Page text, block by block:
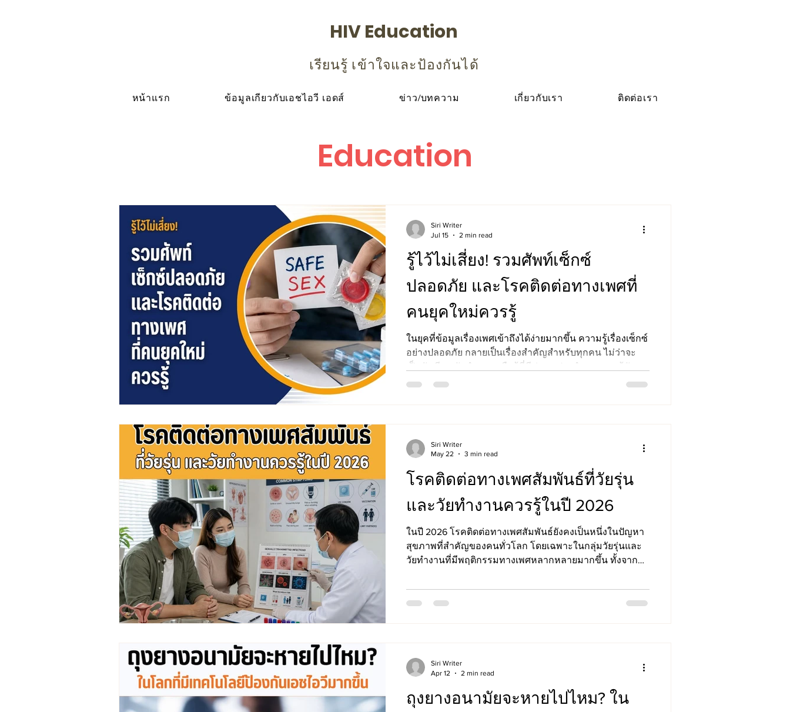
HIV Education
เรียนรู้ เข้าใจและป้องกันได้
หน้าแรก ข้อมูลเกียวกับเอชไอวี เอดส์ ข่าว/บทความ เกี่ยวกับเรา ติดต่อเรา
Education
รู้ไว้ไม่เสี่ยง! รวมศัพท์เซ็กซ์
ปลอดภัย และโรคติดต่อทางเพศที่
คนยุคใหม่ควรรู้
ในยุคที่ข้อมูลเรื่องเพศเข้าถึงได้ง่ายมากขึ้น ความรู้เรื่องเซ็กซ์
อย่างปลอดภัย กลายเป็นเรื่องสำคัญสำหรับทุกคน ไม่ว่าจะ
เป็นวัยเรียน วัยทำงาน หรือผู้ที่มีคู่นอนประจำ เพราะแม้สังคม
ปัจจุบันจะเปิดกว้างเรื่องเพศมากขึ้น แต่หลายคนยังมีความ
ผ่านตาบ่อย แต่ไม่ใช่ทุกคนที่จะเข้าใจความหมายอย่างถูก
ต้อง บทความนี้จึงรวบรวมคำศัพท
Siri Writer
Jul 15
2 min read
โรคติดต่อทางเพศสัมพันธ์ที่วัยรุ่น
และวัยทำงานควรรู้ในปี 2026
ในปี 2026 โรคติดต่อทางเพศสัมพันธ์ยังคงเป็นหนึ่งในปัญหา
สุขภาพที่สำคัญของคนทั่วโลก โดยเฉพาะในกลุ่มวัยรุ่นและ
วัยทำงานที่มีพฤติกรรมทางเพศหลากหลายมากขึ้น ทั้งจาก
การขาดความรู้เกี่ยวกับการป้องกันตนเองอย่างถูกต้อง แม้
ปัจจุบันเทคโนโลยีทางการแพทย์จะก้าวหน้า สามารถตรวจ
Dise
Siri Writer
May 22
3 min read
ถุงยางอนามัยจะหายไปไหม? ใน
Siri Writer
Apr 12
2 min read